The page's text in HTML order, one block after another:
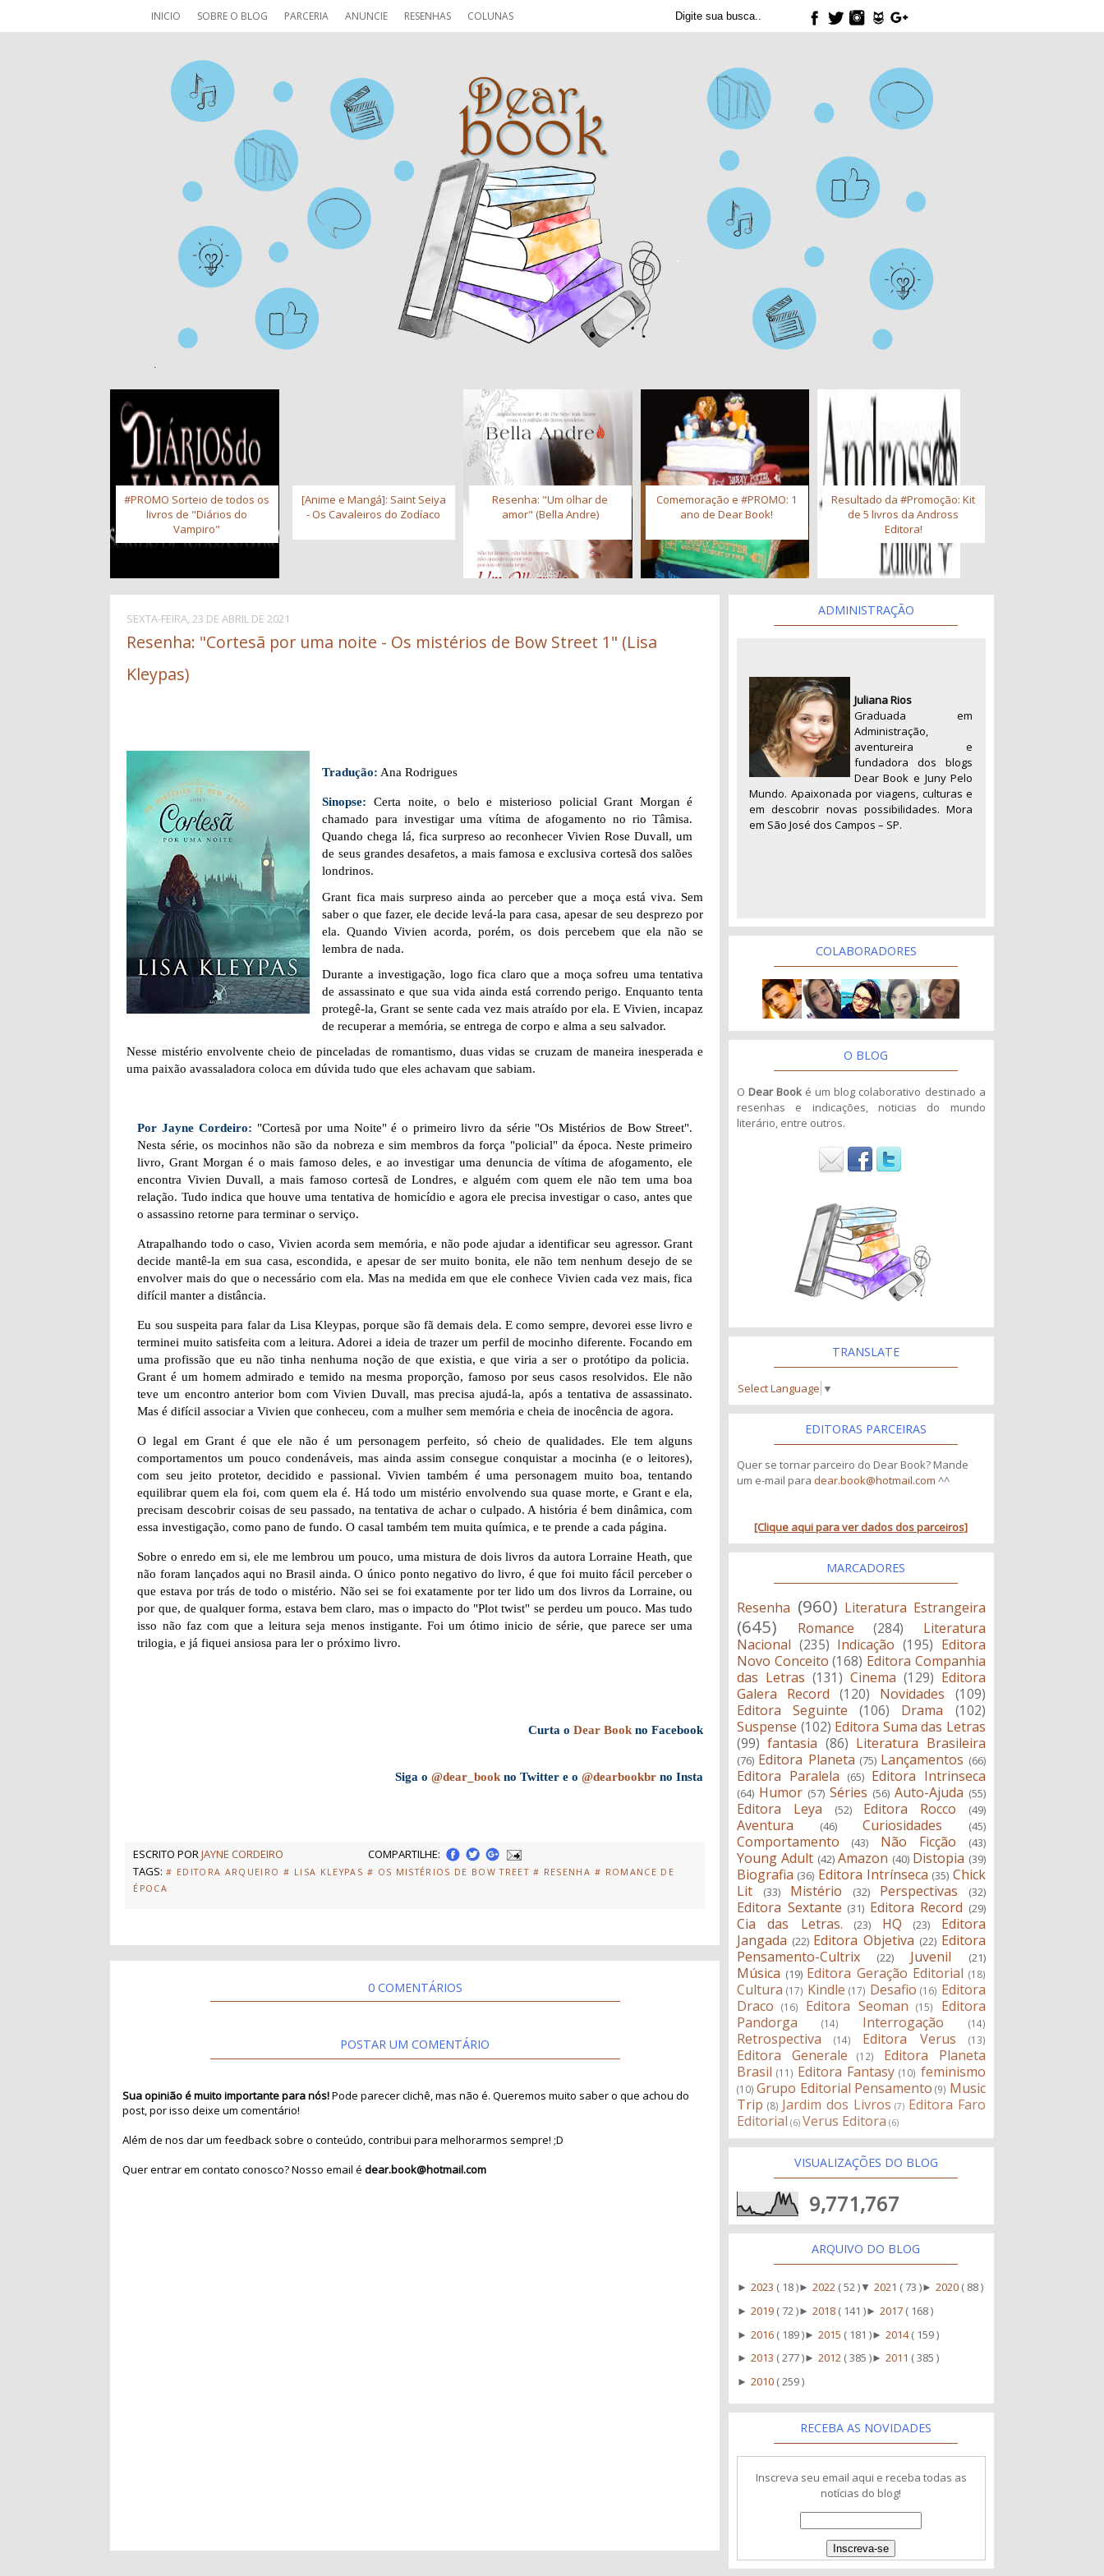
INICIO SOBRE O BLOG PARCERIA ANUNCIE RESENHAS COLUNAS
#PROMO Sorteio de todos os
livros de "Diários do
Vampiro"
[Anime e Mangá]: Saint Seiya
- Os Cavaleiros do Zodíaco
Resenha: "Um olhar de
amor" (Bella Andre)
Comemoração e #PROMO: 1
ano de Dear Book!
Resultado da #Promoção: Kit
de 5 livros da Andross
Editora!
SEXTA-FEIRA, 23 DE ABRIL DE 2021
Resenha: "Cortesã por uma noite - Os mistérios de Bow Street 1" (Lisa
Kleypas)
Tradução: Ana Rodrigues
Sinopse: Certa noite, o belo e misterioso policial Grant Morgan é
chamado para investigar uma vítima de afogamento no rio Tâmisa.
Quando chega lá, fica surpreso ao reconhecer Vivien Rose Duvall, um
de seus grandes desafetos, a mais famosa e exclusiva cortesã dos salões
londrinos.
Grant fica mais surpreso ainda ao perceber que a moça está viva. Sem
saber o que fazer, ele decide levá-la para casa, apesar de seu desprezo por
ela. Quando Vivien acorda, porém, os dois percebem que ela não se
lembra de nada.
Durante a investigação, logo fica claro que a moça sofreu uma tentativa
de assassinato e que sua vida ainda está correndo perigo. Enquanto tenta
protegê-la, Grant se sente cada vez mais atraído por ela. E Vivien, incapaz
de recuperar a memória, se entrega de corpo e alma a seu salvador.
Nesse mistério envolvente cheio de pinceladas de romantismo, duas vidas se cruzam de maneira inesperada e
uma paixão avassaladora coloca em dúvida tudo que eles achavam que sabiam.
Por Jayne Cordeiro: "Cortesã por uma Noite" é o primeiro livro da série "Os Mistérios de Bow Street".
Nesta série, os mocinhos não são da nobreza e sim membros da força "policial" da época. Neste primeiro
livro, Grant Morgan é o mais famoso deles, e ao investigar uma denuncia de vítima de afogamento, ele
encontra Vivien Duvall, a mais famoso cortesã de Londres, e alguém com quem ele não tem uma boa
relação. Tudo indica que houve uma tentativa de homicídio e agora ele precisa investigar o caso, antes que
o assassino retorne para terminar o serviço.
Atrapalhando todo o caso, Vivien acorda sem memória, e não pode ajudar a identificar seu agressor. Grant
decide mantê-la em sua casa, escondida, e apesar de ser muito bonita, ele não tem nenhum desejo de se
envolver mais do que o necessário com ela. Mas na medida em que ele conhece Vivien cada vez mais, fica
difícil manter a distância.
Eu sou suspeita para falar da Lisa Kleypas, porque são fã demais dela. E como sempre, devorei esse livro e
terminei muito satisfeita com a leitura. Adorei a ideia de trazer um perfil de mocinho diferente. Focando em
uma profissão que eu não tinha nenhuma noção de que existia, e que viria a ser o protótipo da policia.
Grant é um homem admirado e temido na mesma proporção, famoso por seus casos resolvidos. Ele não
teve um encontro anterior bom com Vivien Duvall, mas precisa ajudá-la, após a tentativa de assassinato.
Mas é difícil associar a Vivien que conheceu, com a mulher sem memória e cheia de inocência de agora.
O legal em Grant é que ele não é um personagem perfeito, só cheio de qualidades. Ele tem alguns
comportamentos um pouco condenáveis, mas ainda assim consegue conquistar a mocinha (e o leitores),
com seu jeito protetor, decidido e passional. Vivien também é uma personagem muito boa, tentando
equilibrar quem ela foi, com quem ela é. Há todo um mistério envolvendo sua quase morte, e Grant e ela,
precisam descobrir coisas de seu passado, na tentativa de achar o culpado. A história é bem dinâmica, com
essa investigação, como pano de fundo. O casal também tem muita química, e te prende a cada página.
Sobre o enredo em si, ele me lembrou um pouco, uma mistura de dois livros da autora Lorraine Heath, que
não foram lançados aqui no Brasil ainda. O único ponto negativo do livro, é que foi muito fácil perceber o
que estava por trás de todo o mistério. Não sei se foi exatamente por ter lido um dos livros da Lorraine, ou
por que, de qualquer forma, estava bem claro, mas o impacto do "Plot twist" se perdeu um pouco. Mas tudo
isso não faz com que a leitura seja menos instigante. Foi um ótimo inicio de série, que parece ser uma
trilogia, e já fiquei ansiosa para ler o próximo livro.
Curta oDear Book no Facebook
Siga o@dear_book no Twitter e o@dearbookbr no Insta
ESCRITO PORJAYNE CORDEIRO
COMPARTILHE:
TAGS: # EDITORA ARQUEIRO # LISA KLEYPAS # OS MISTÉRIOS DE BOW TREET # RESENHA # ROMANCE DE
ÉPOCA
0 COMENTÁRIOS
POSTAR UM COMENTÁRIO
Sua opinião é muito importante para nós!Pode parecer clichê, mas não é. Queremos muito saber o que achou do
post, por isso deixe um comentário!
Além de nos dar um feedback sobre o conteúdo, contribui para melhorarmos sempre! ;D
Quer entrar em contato conosco? Nosso email édear.book@hotmail.com
ADMINISTRAÇÃO
Juliana Rios
Graduada em
Administração,
aventureira e
fundadora dos blogs
Dear Book e Juny Pelo
Mundo. Apaixonada por viagens, culturas e
em descobrir novas possibilidades. Mora
em São José dos Campos – SP.
COLABORADORES
O BLOG
O Dear Book é um blog colaborativo destinado a
resenhas e indicações, noticias do mundo
literário, entre outros.
TRANSLATE
Select Language ▼
EDITORAS PARCEIRAS
Quer se tornar parceiro do Dear Book? Mande
um e-mail para dear.book@hotmail.com ^^
[Clique aqui para ver dados dos parceiros]
MARCADORES
Resenha (960) Literatura Estrangeira
(645) Romance (284)
Literatura
Nacional (235) Indicação (195) Editora
Novo Conceito (168) Editora Companhia
das Letras (131) Cinema (129) Editora
Galera Record
(120) Novidades
(109)
Editora Seguinte
(106) Drama
(102)
Suspense (102) Editora Suma das Letras
(99) fantasia (86) Literatura Brasileira
(76) Editora Planeta (75) Lançamentos (66)
Editora Paralela (65) Editora Intrinseca
(64) Humor (57) Séries (56) Auto-Ajuda (55)
Editora Leya (52) Editora Rocco (49)
Aventura (46) Curiosidades (45)
Comportamento (43) Não Ficção (43)
Young Adult (42) Amazon (40) Distopia (39)
Biografia (36) Editora Intrínseca (35) Chick
Lit
(33) Mistério (32) Perspectivas (32)
Editora Sextante (31) Editora Record (29)
Cia das Letras. (23) HQ (23)
Editora
Jangada (22) Editora Objetiva (22) Editora
Pensamento-Cultrix
(22) Juvenil (21)
Música (19) Editora Geração Editorial (18)
Cultura (17) Kindle (17) Desafio (16) Editora
Draco
(16) Editora Seoman (15)
Editora
Pandorga
(14) Interrogação (14)
Retrospectiva (14) Editora Verus (13)
Editora Generale (12)
Editora Planeta
Brasil (11) Editora Fantasy (10) feminismo
(10) Grupo Editorial Pensamento (9) Music
Trip (8) Jardim dos Livros (7) Editora Faro
Editorial (6) Verus Editora (6)
VISUALIZAÇÕES DO BLOG
9,771,767
ARQUIVO DO BLOG
►2023 ( 18 )►2022 ( 52 ) ▼2021 ( 73 )►2020 ( 88 )
►2019 ( 72 )►2018 ( 141 )►2017 ( 168 )
►2016 ( 189 )►2015 ( 181 )►2014( 159 )
►2013 ( 277 )►2012 ( 385 )►2011 ( 385 )
►2010 ( 259 )
RECEBA AS NOVIDADES
Inscreva seu email aqui e receba todas as
notícias do blog!